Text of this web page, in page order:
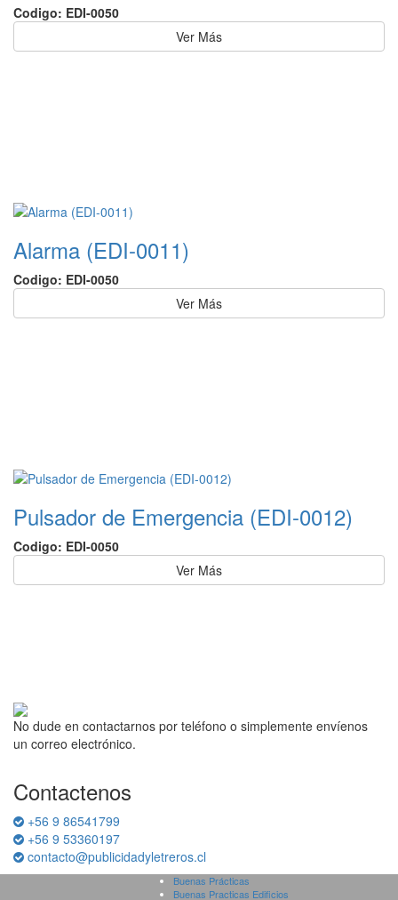
Codigo: EDI-0050
Ver Más
Alarma (EDI-0011)
Codigo: EDI-0050
Ver Más
Pulsador de Emergencia (EDI-0012)
Codigo: EDI-0050
Ver Más
No dude en contactarnos por teléfono o simplemente envíenos
un correo electrónico.
Contactenos
+56 9 86541799
+56 9 53360197
contacto@publicidadyletreros.cl
Buenas Prácticas
Buenas Practicas Edificios